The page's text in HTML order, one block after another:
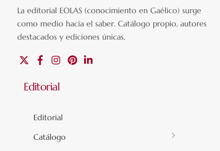
La editorial EOLAS (conocimiento en Gaélico) surge
como medio hacia el saber.Catálogo propio, autores
destacados y ediciones únicas.
FacebookInstagramPinterest
Editorial
Editorial
Catálogo